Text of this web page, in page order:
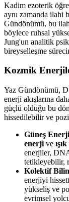
Kadim ezoterik
aynı zamanda ilahi
Gündönümü, bu
böylece ruhsal
Jung'un analitik
bireyselleşme
Kozmik
Yaz Gündönümü,
enerji akışlarına
güçlü olduğu bu
hissedilebilir ve
Güneş
enerji ve
enerjiler,
tetikleyebilir,
Kolektif
enerjiyi
yükseliş ve
evrimsel